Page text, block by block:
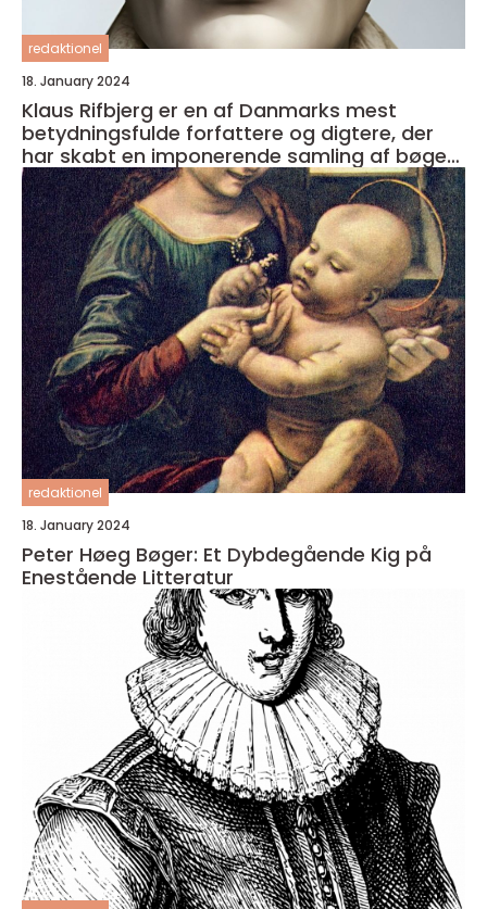
redaktionel
18. January 2024
Klaus Rifbjerg er en af Danmarks mest
betydningsfulde forfattere og digtere, der
har skabt en imponerende samling af bøger i
sin karriere
redaktionel
18. January 2024
Peter Høeg Bøger: Et Dybdegående Kig på
Enestående Litteratur